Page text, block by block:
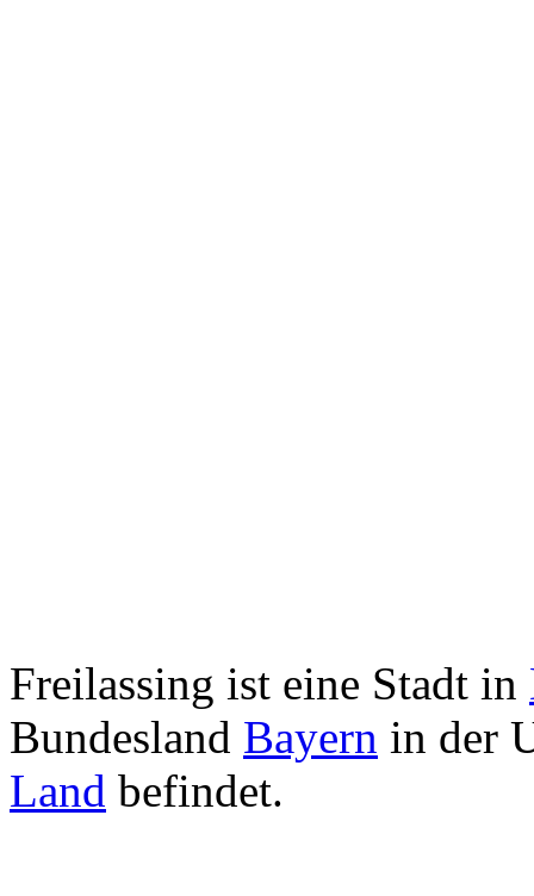
Freilassing ist eine Stadt in
Bundesland Bayern in der
Land befindet.